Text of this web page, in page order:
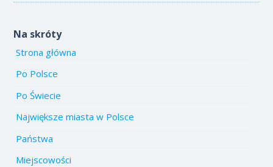
Na skróty
Strona główna
Po Polsce
Po Świecie
Największe miasta w Polsce
Państwa
Miejscowości